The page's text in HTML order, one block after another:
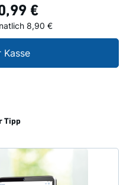
€
8,90 €
Kasse
Tipp